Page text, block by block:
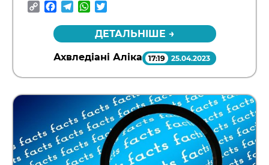
CopyFacebook
TelegramWhatsApp
ДЕТАЛЬНІШЕ →
Ахвледіані Аліка 17:19 25.04.2023